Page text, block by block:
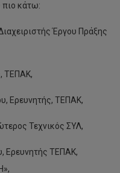
πιο κάτω:
Έργου Πράξης
ΤΕΠΑΚ,
Ερευνητής, ΤΕΠΑΚ,
Τεχνικός ΣΥΛ,
Ερευνητής ΤΕΠΑΚ,